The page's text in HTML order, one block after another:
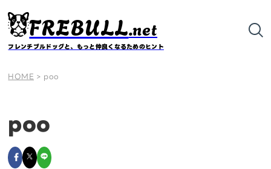
FREBULL.net
フレンチブルドッグと、もっと仲良くなるためのヒント
HOME > poo
poo